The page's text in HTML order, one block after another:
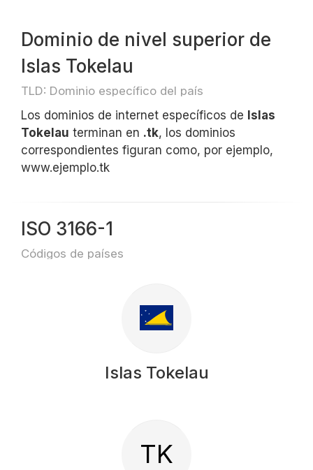
Dominio de nivel superior de
Islas Tokelau
TLD: Dominio específico del país
Los dominios de internet específicos de Islas
Tokelau terminan en .tk, los dominios
correspondientes figuran como, por ejemplo,
www.ejemplo.tk
ISO 3166-1
Códigos de países
Islas Tokelau
TK